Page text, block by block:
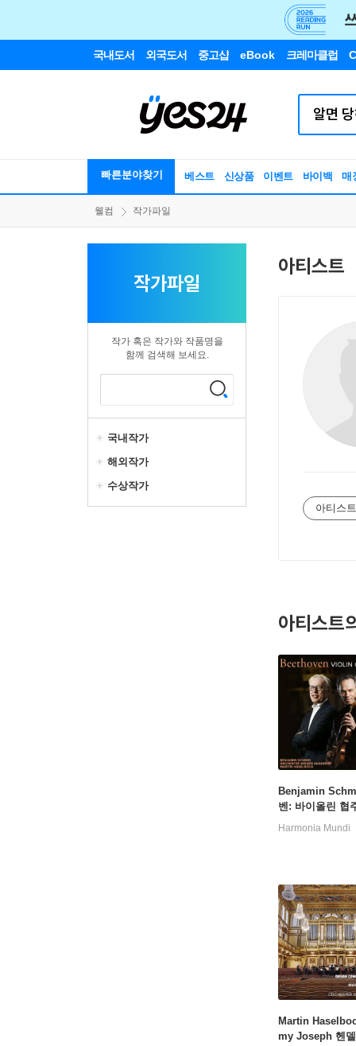
국내도서 외국도서 중고샵 eBook 크레마클럽
빠른분야찾기 베스트 신상품 이벤트 바이백 매
웰컴 작가파일
작가파일
작가 혹은 작가와 작품명을
함께 검색해 보세요.
국내작가
해외작가
수상작가
아티스트
아티스
아티스트
Benjamin
벤: 바이올린 협
Harmonia Mundi
Martin
my Joseph 헨